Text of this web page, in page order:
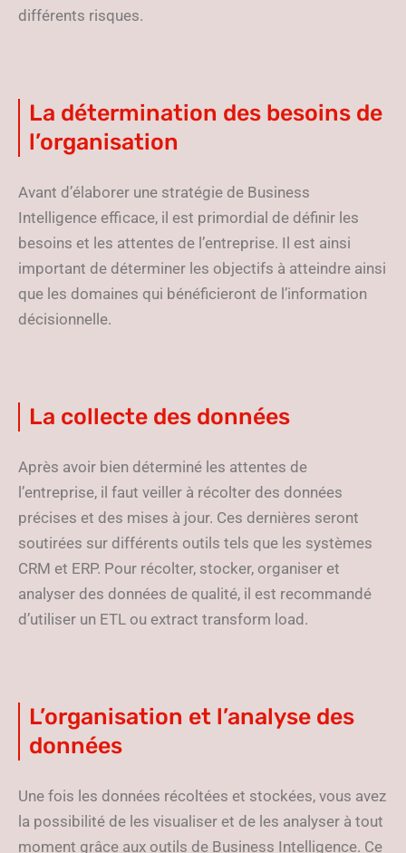
différents risques.
La détermination des besoins de
l’organisation
Avant d’élaborer une stratégie de Business
Intelligence efficace, il est primordial de définir les
besoins et les attentes de l’entreprise. Il est ainsi
important de déterminer les objectifs à atteindre ainsi
que les domaines qui bénéficieront de l’information
décisionnelle.
La collecte des données
Après avoir bien déterminé les attentes de
l’entreprise, il faut veiller à récolter des données
précises et des mises à jour. Ces dernières seront
soutirées sur différents outils tels que les systèmes
CRM et ERP. Pour récolter, stocker, organiser et
analyser des données de qualité, il est recommandé
d’utiliser un ETL ou extract transform load.
L’organisation et l’analyse des
données
Une fois les données récoltées et stockées, vous avez
la possibilité de les visualiser et de les analyser à tout
moment grâce aux outils de Business Intelligence. Ce